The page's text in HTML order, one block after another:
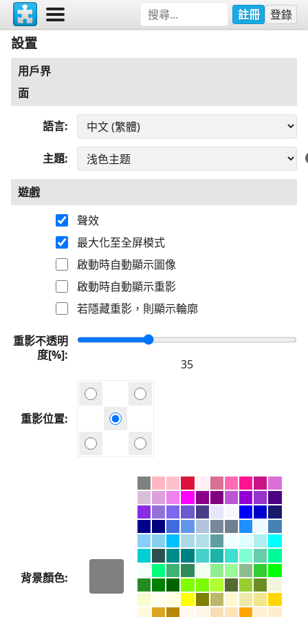
註冊 登錄
設置
用戶界
面
語言
主題
遊戲
聲效
最大化至全屏模式
啟動時自動顯示圖像
啟動時自動顯示重影
若隱藏重影，則顯示輪廓
重影不透明
度[%]
重影位置
背景顏色